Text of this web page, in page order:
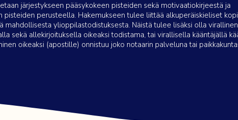
järjestykseen pääsykokeen pisteiden sekä motivaatiokirjeestä ja
pisteiden perusteella. Hakemukseen tulee liittää alkuperäiskieliset
ylioppilastodistuksesta. Näistä tulee lisäksi olla
sekä allekirjoituksella oikeaksi todistama, tai virallisella kääntäjällä
oikeaksi (apostille) onnistuu joko notaarin palveluna tai